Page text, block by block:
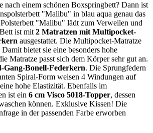
nach einem schönen Boxspringbett? Dann ist
"Malibu" in blau aqua genau das
"Malibu" lädt zum Verweilen und
ist mit 2 Matratzen mit Multipocket-
ausgestattet. Die Multipocket-Matratze
bietet sie eine besonders hohe
Matratze passt sich dem Körper sehr gut an.
Gang-Bonell-Federkern. Die Sprungfedern
Spiral-Form weisen 4 Windungen auf
hohe Elastizität. Ebenfalls im
ist ein 6 cm Visco 5018-Topper, dessen
können. Exklusive Kissen! Die
in der passenden Farbe erworben